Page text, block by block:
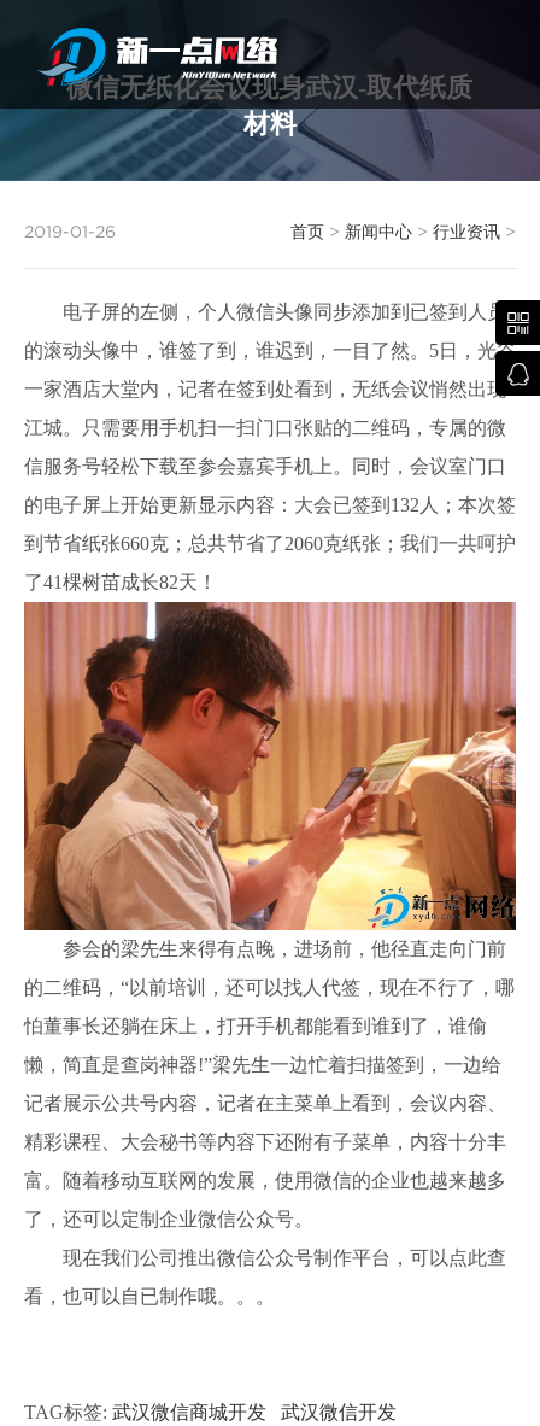
微信无纸化会议现身武汉-取代纸质
材料
2019-01-26 首页 > 新闻中心 > 行业资讯 >
电子屏的左侧，个人微信头像同步添加到已签到人员
的滚动头像中，谁签了到，谁迟到，一目了然。5日，光谷
一家酒店大堂内，记者在签到处看到，无纸会议悄然出现
江城。只需要用手机扫一扫门口张贴的二维码，专属的微
信服务号轻松下载至参会嘉宾手机上。同时，会议室门口
的电子屏上开始更新显示内容：大会已签到132人；本次签
到节省纸张660克；总共节省了2060克纸张；我们一共呵护
了41棵树苗成长82天！
参会的梁先生来得有点晚，进场前，他径直走向门前
的二维码，“以前培训，还可以找人代签，现在不行了，哪
怕董事长还躺在床上，打开手机都能看到谁到了，谁偷
懒，简直是查岗神器!”梁先生一边忙着扫描签到，一边给
记者展示公共号内容，记者在主菜单上看到，会议内容、
精彩课程、大会秘书等内容下还附有子菜单，内容十分丰
富。随着移动互联网的发展，使用微信的企业也越来越多
了，还可以定制企业微信公众号。
现在我们公司推出微信公众号制作平台，可以点此查
看，也可以自已制作哦。。。
TAG标签: 武汉微信商城开发 武汉微信开发

